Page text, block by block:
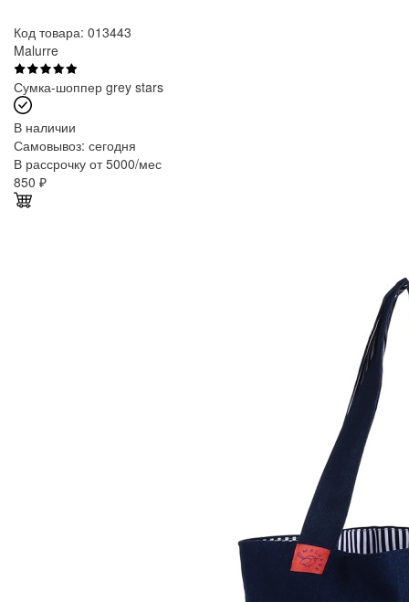
Код товара: 013443
Malurre
Сумка-шоппер grey stars
В наличии
Самовывоз: сегодня
В рассрочку от 5000/мес
850 ₽